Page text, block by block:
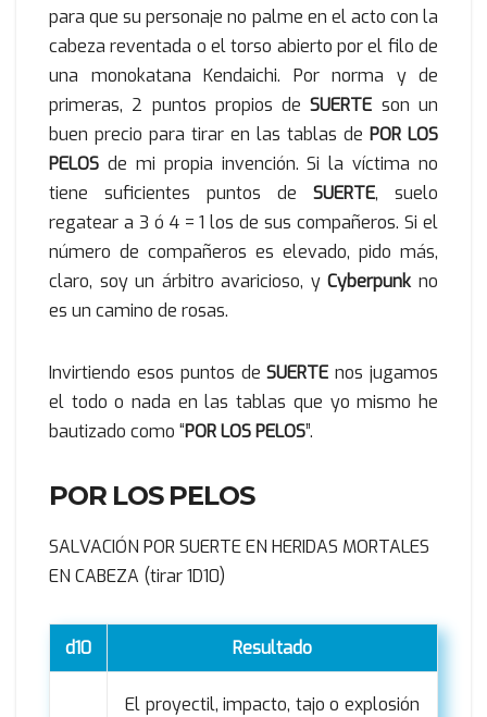
para que su personaje no palme en el acto con la
cabeza reventada o el torso abierto por el filo de
una monokatana Kendaichi. Por norma y de
primeras, 2 puntos propios deSUERTE son un
buen precio para tirar en las tablas de POR LOS
PELOS de mi propia invención. Si la víctima no
tiene suficientes puntos de SUERTE, suelo
regatear a 3 ó 4 = 1 los de sus compañeros. Si el
número de compañeros es elevado, pido más,
claro, soy un árbitro avaricioso, yCyberpunk no
es un camino de rosas.
Invirtiendo esos puntos deSUERTE nos jugamos
el todo o nada en las tablas que yo mismo he
bautizado como “POR LOS PELOS”.
POR LOS PELOS
SALVACIÓN POR SUERTE EN HERIDAS MORTALES
EN CABEZA (tirar 1D10)
d10 Resultado
El proyectil, impacto, tajo o explosión